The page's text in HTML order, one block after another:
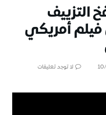
التزييف
أمريكي
لا توجد تعليقات